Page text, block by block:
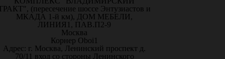
(пересечение шоссе Энтузиастов и
МКАДА 1-й км), ДОМ МЕБЕЛИ,
ЛИНИЯ1, ПАВ.П2-9
Москва
Корнер Oboi1
Адрес: г. Москва, Ленинский проспект д.
70/11 вход со стороны Ленинского